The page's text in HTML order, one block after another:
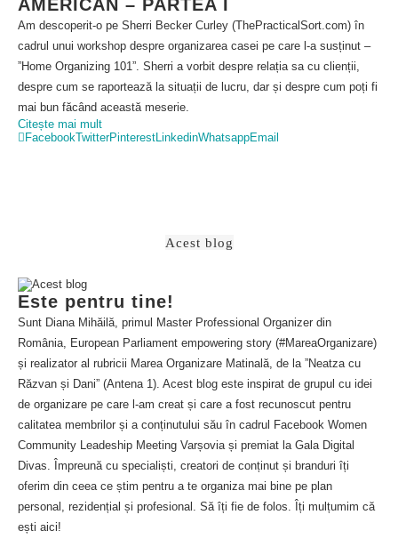
AMERICAN – PARTEA I
Am descoperit-o pe Sherri Becker Curley (ThePracticalSort.com) în
cadrul unui workshop despre organizarea casei pe care l-a susținut –
”Home Organizing 101”. Sherri a vorbit despre relația sa cu clienții,
despre cum se raportează la situații de lucru, dar și despre cum poți fi
mai bun făcând această meserie.
Citește mai mult
FacebookTwitterPinterestLinkedinWhatsappEmail
Acest blog
Este pentru tine!
Sunt Diana Mihăilă, primul Master Professional Organizer din
România, European Parliament empowering story (#MareaOrganizare)
și realizator al rubricii Marea Organizare Matinală, de la ”Neatza cu
Răzvan și Dani” (Antena 1). Acest blog este inspirat de grupul cu idei
de organizare pe care l-am creat și care a fost recunoscut pentru
calitatea membrilor și a conținutului său în cadrul Facebook Women
Community Leadeship Meeting Varșovia și premiat la Gala Digital
Divas. Împreună cu specialiști, creatori de conținut și branduri îți
oferim din ceea ce știm pentru a te organiza mai bine pe plan
personal, rezidențial și profesional. Să îți fie de folos. Îți mulțumim că
ești aici!